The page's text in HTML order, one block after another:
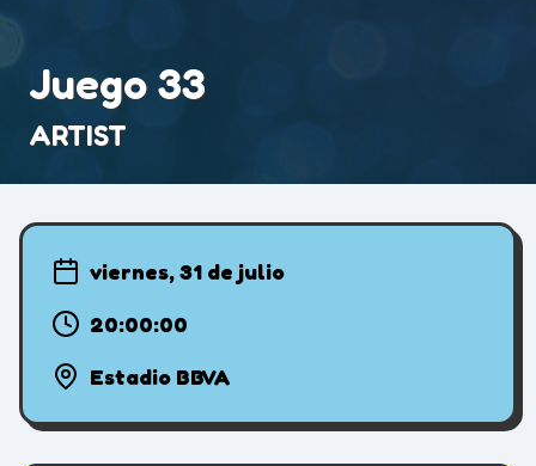
Juego 33
ARTIST
viernes, 31 de julio
20:00:00
Estadio BBVA